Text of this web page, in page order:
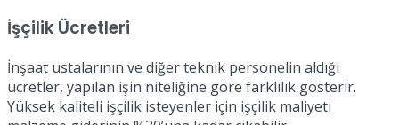
İşçilik Ücretleri
İnşaat ustalarının ve diğer teknik personelin aldığı
ücretler, yapılan işin niteliğine göre farklılık gösterir.
Yüksek kaliteli işçilik isteyenler için işçilik maliyeti